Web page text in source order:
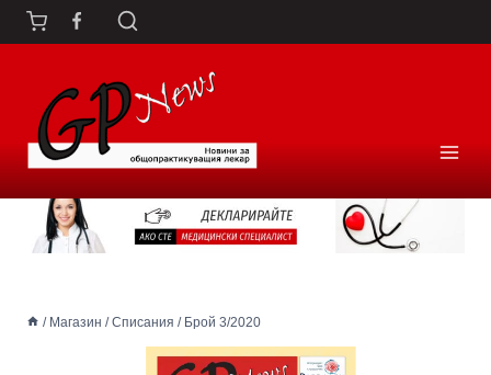
Към
съдържанието
/ Магазин / Списания / Брой 3/2020